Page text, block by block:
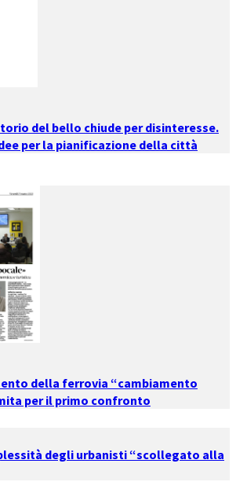
del bello chiude per disinteresse.
per la pianificazione della città
della ferrovia “cambiamento
per il primo confronto
degli urbanisti “scollegato alla